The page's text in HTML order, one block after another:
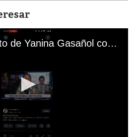
El mal momento de Yanina Gasañol con un hincha argentino en "Subrayado"